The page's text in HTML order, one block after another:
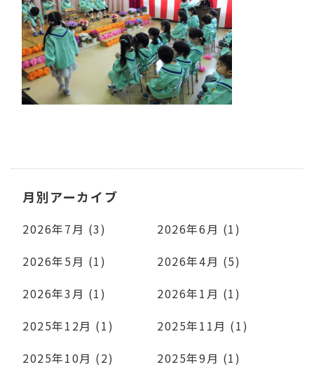
月別アーカイブ
2026年7月 (3)
2026年6月 (1)
2026年5月 (1)
2026年4月 (5)
2026年3月 (1)
2026年1月 (1)
2025年12月 (1)
2025年11月 (1)
2025年10月 (2)
2025年9月 (1)